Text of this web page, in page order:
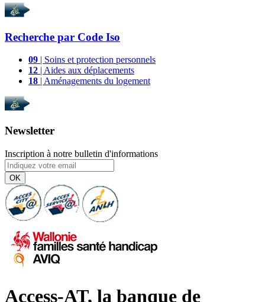
Recherche par Code Iso
09 | Soins et protection personnels
12 | Aides aux déplacements
18 | Aménagements du logement
Newsletter
Inscription à notre bulletin d'informations
OK
Access-AT, la banque de